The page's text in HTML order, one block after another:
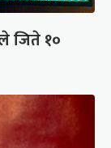
जिते १०